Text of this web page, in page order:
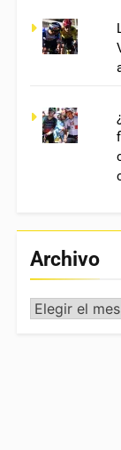
Archivo
Archivo